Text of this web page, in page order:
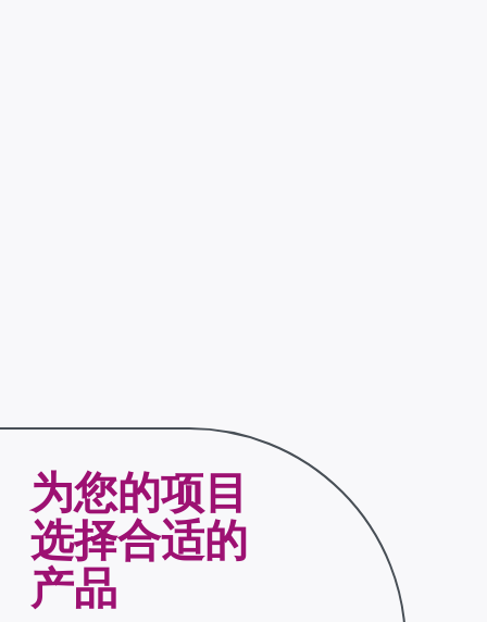
为您的项目
选择合适的
产品